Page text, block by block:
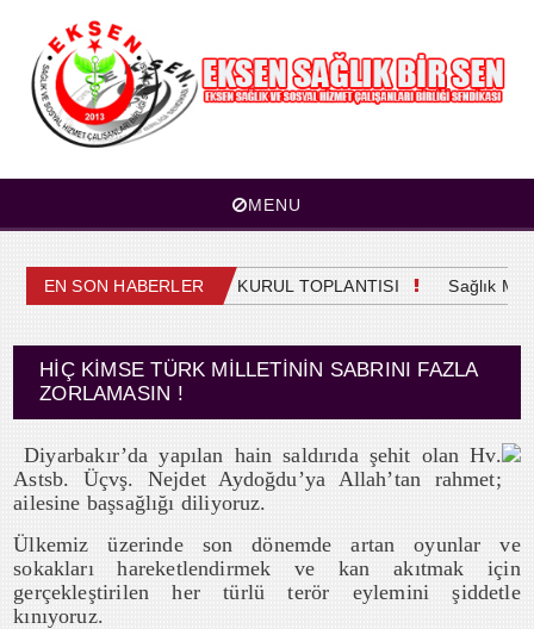
MENU
EN SON HABERLER
4. OLAĞAN GENEL KURUL TOPLANTISI Sağlık
HIÇ KIMSE TÜRK MILLETININ SABRINI FAZLA
ZORLAMASIN !
Diyarbakır’da yapılan hain saldırıda şehit olan Hv.
Astsb. Üçvş. Nejdet Aydoğdu’ya Allah’tan rahmet;
ailesine başsağlığı diliyoruz.
Ülkemiz üzerinde son dönemde artan oyunlar ve
sokakları hareketlendirmek ve kan akıtmak için
gerçekleştirilen her türlü terör eylemini şiddetle
kınıyoruz.